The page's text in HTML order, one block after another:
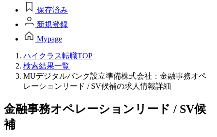
保存済み
新規登録
Mypage
ハイクラス転職TOP
検索結果一覧
MUデジタルバンク設立準備株式会社：金融事務オペ
レーションリード / SV候補の求人情報詳細
金融事務オペレーションリード / SV候
補